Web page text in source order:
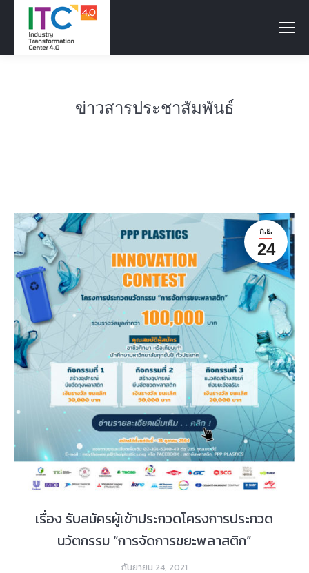
ข่าวสารประชาสัมพันธ์
ก.ย.
24
เรื่อง รับสมัครผู้เข้าประกวดโครงการประกวด
นวัตกรรม “การจัดการขยะพลาสติก”
กันยายน 24, 2021